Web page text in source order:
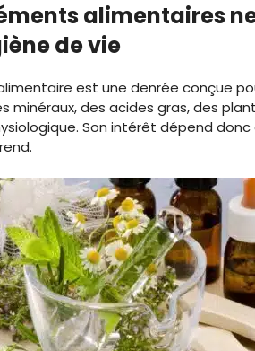
alimentaires
de vie
est une denrée conçue
minéraux, des acides gras, des
Son intérêt dépend